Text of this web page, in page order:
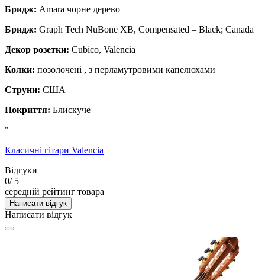
Бридж: Amara чорне дерево
Бридж: Graph Tech NuBone XB, Compensated – Black; Canada
Декор розетки: Cubico, Valencia
Колки: позолочені , з перламутровими капелюхами
Струни: США
Покриття: Блискуче
"
Класичні гітари Valencia
Відгуки
0/ 5
середній рейтинг товара
Написати відгук
Написати відгук